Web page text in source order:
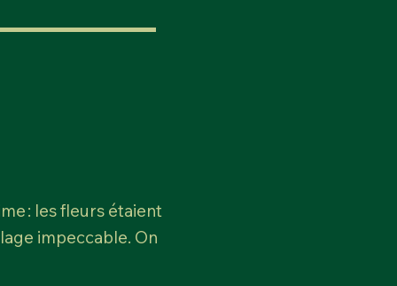
: les fleurs étaient
impeccable. On